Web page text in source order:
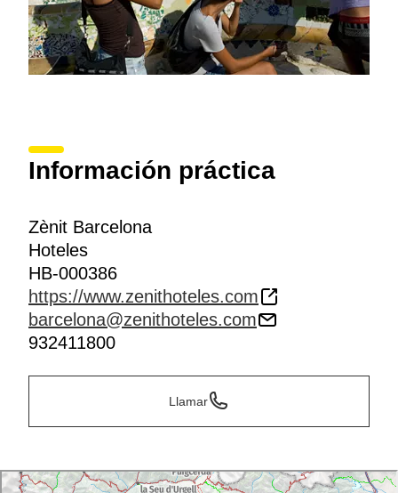
Información práctica
Zènit Barcelona
Hoteles
HB-000386
https://www.zenithoteles.com
barcelona@zenithoteles.com
932411800
Llamar